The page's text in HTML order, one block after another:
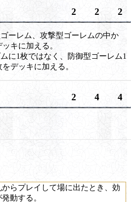
2 2 2
ーレム、攻撃型ゴーレムの中か
キに加える。
に1枚ではなく、防御型ゴーレム1
デッキに加える。
2 4 4
からプレイして場に出たとき、効
動する。